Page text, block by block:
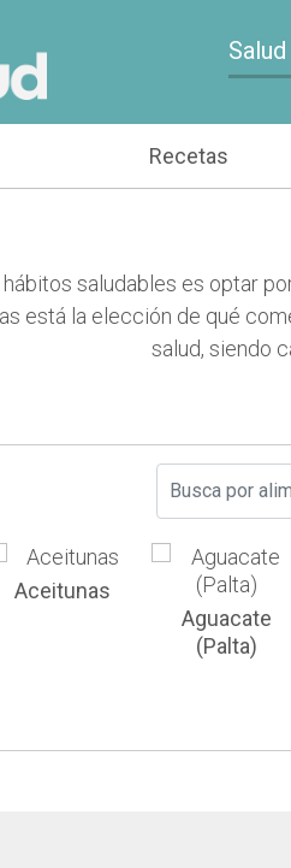
Recetas
saludables es optar
está la elección de qué
salud, siendo
Aceitunas
Aguacate
(Palta)